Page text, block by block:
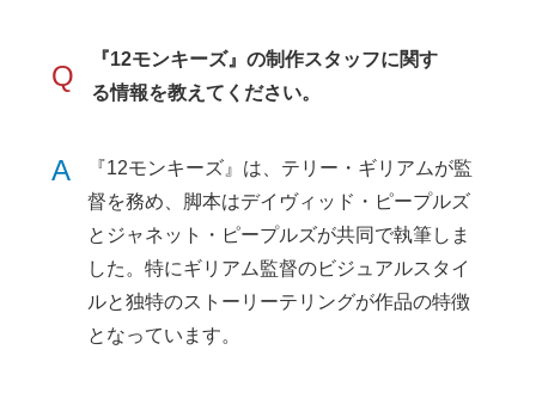
Q
『12モンキーズ』の制作スタッフに関す
る情報を教えてください。
A
『12モンキーズ』は、テリー・ギリアムが監
督を務め、脚本はデイヴィッド・ピープルズ
とジャネット・ピープルズが共同で執筆しま
した。特にギリアム監督のビジュアルスタイ
ルと独特のストーリーテリングが作品の特徴
となっています。